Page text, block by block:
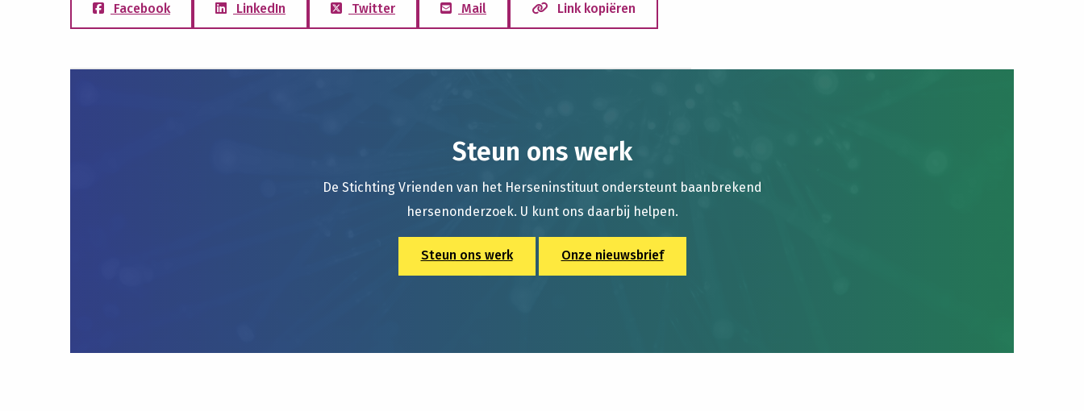
Facebook LinkedIn Twitter Mail Link kopiëren
Steun ons werk
De Stichting Vrienden van het Herseninstituut ondersteunt baanbrekend
hersenonderzoek. U kunt ons daarbij helpen.
Steun ons werk Onze nieuwsbrief